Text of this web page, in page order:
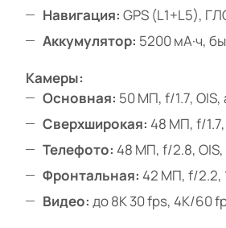
Навигация: GPS (L1+L5),
Аккумулятор: 5200 мА·ч,
Камеры:
Основная: 50 МП, f/1.7, OIS,
Сверхширокая: 48 МП, f/
Телефото: 48 МП, f/2.8, OIS,
Фронтальная: 42 МП, f/2.2,
Видео: до 8K 30 fps, 4K/60